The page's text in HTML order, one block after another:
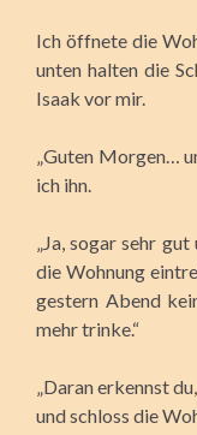
Ich öffnete die
unten halten die
Isaak vor mir.
„Guten Morgen…
ich ihn.
„Ja, sogar sehr
die Wohnung
gestern Abend
mehr trinke.“
„Daran erkennst
und schloss die